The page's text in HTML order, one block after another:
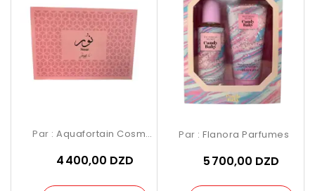
Par : Aquafortain Cosmetics
4 400,00 DZD
Par : Flanora Parfumes
5 700,00 DZD